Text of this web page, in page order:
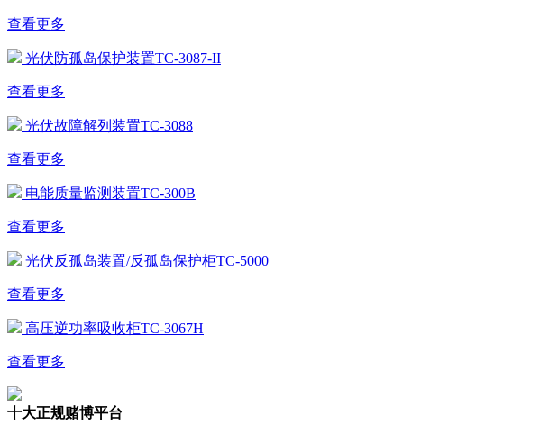
查看更多
光伏防孤岛保护装置TC-3087-II
查看更多
光伏故障解列装置TC-3088
查看更多
电能质量监测装置TC-300B
查看更多
光伏反孤岛装置/反孤岛保护柜TC-5000
查看更多
高压逆功率吸收柜TC-3067H
查看更多
十大正规赌博平台